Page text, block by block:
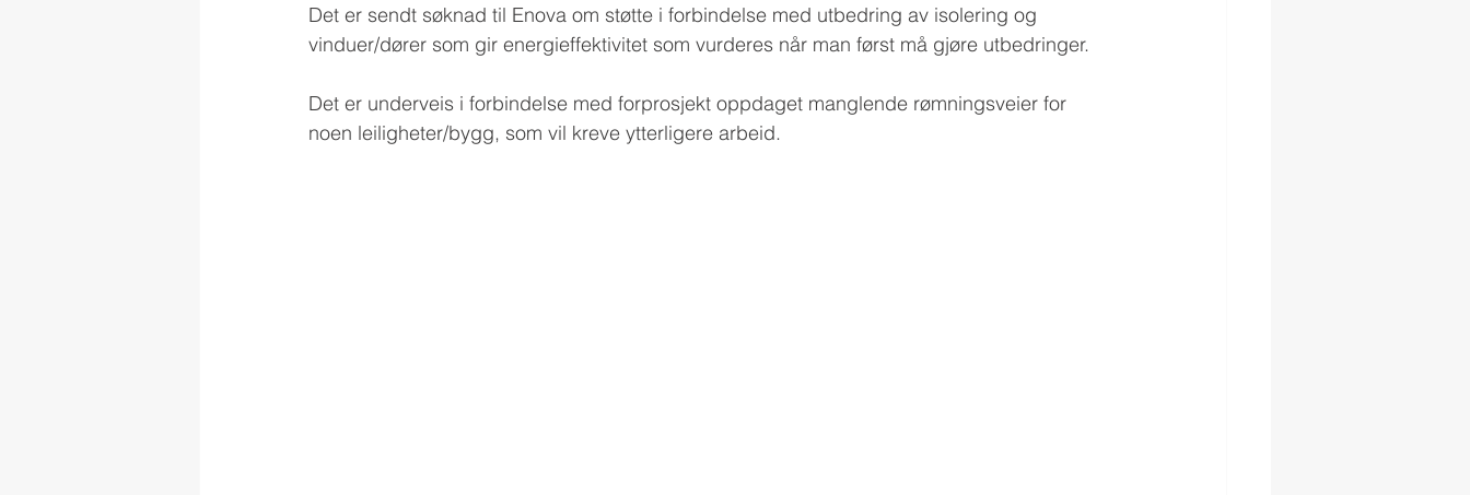
Det er sendt søknad til Enova om støtte i forbindelse med utbedring av isolering og
vinduer/dører som gir energieffektivitet som vurderes når man først må gjøre utbedringer.
Det er underveis i forbindelse med forprosjekt oppdaget manglende rømningsveier for
noen leiligheter/bygg, som vil kreve ytterligere arbeid.